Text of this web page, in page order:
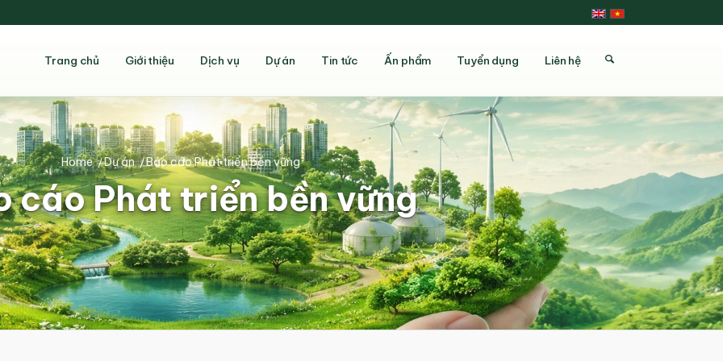
Trang chủ Giới thiệu Dịch vụ Dự án Tin tức Ấn phẩm Tuyển dụng Liên hệ
cáo Phát triển bền vững
Home /Dự án /Báo cáo Phát triển bền vững